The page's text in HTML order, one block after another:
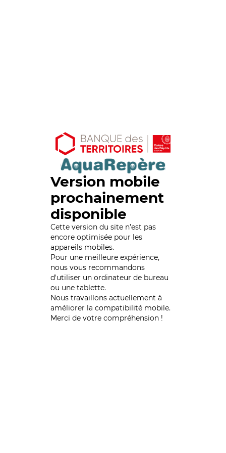
Version mobile
prochainement
disponible
Cette version du site n’est pas
encore optimisée pour les
appareils mobiles.
Pour une meilleure expérience,
nous vous recommandons
d'utiliser un ordinateur de bureau
ou une tablette.
Nous travaillons actuellement à
améliorer la compatibilité mobile.
Merci de votre compréhension !